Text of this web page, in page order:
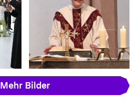
Mehr Bilder